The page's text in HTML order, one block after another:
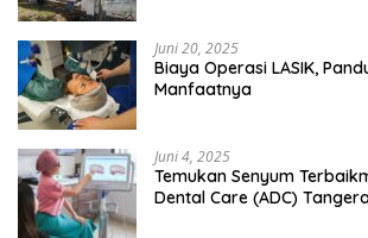
Juni 20, 2025
Biaya Operasi LASIK,
Manfaatnya
Juni 4, 2025
Temukan Senyum
Dental Care (ADC)